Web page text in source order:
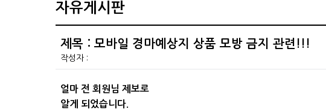
자유게시판
제목 : 모바일 경마예상지 상품 모방 금지 관련!!!
작성자 :
얼마 전 회원님 제보로
알게 되었습니다.